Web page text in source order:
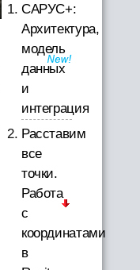
САРУС+:
Архитектура,
модель
данных
и
интеграция
Расставим
все
точки.
Работа
с
координатами
в